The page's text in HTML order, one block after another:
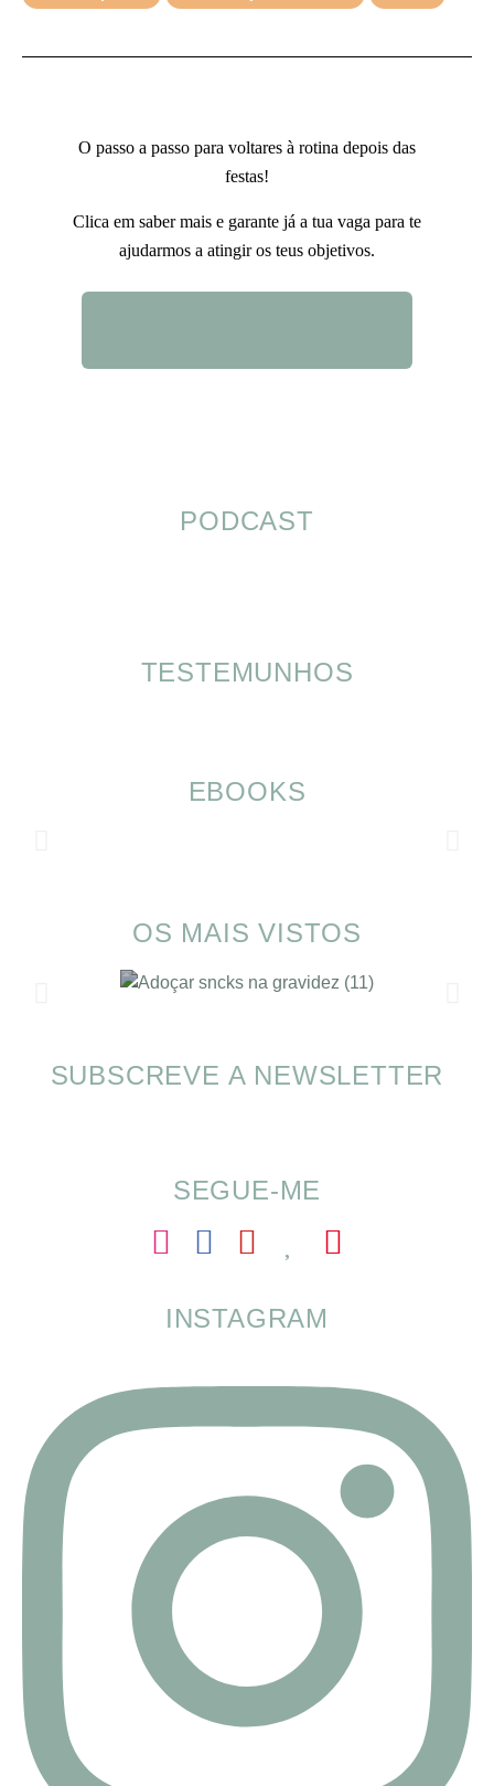
O passo a passo para voltares à rotina depois das
festas!
Clica em saber mais e garante já a tua vaga para te
ajudarmos a atingir os teus objetivos.
PODCAST
TESTEMUNHOS
EBOOKS
OS MAIS VISTOS
SOMP (SOP): 5 Ideias de Pequenos Almoços
SUBSCREVE A NEWSLETTER
SEGUE-ME
INSTAGRAM